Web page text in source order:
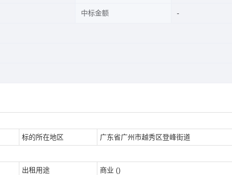
中标金额
标的所在地区 广东省广州市越秀区登峰街道
出租用途 商业 ()